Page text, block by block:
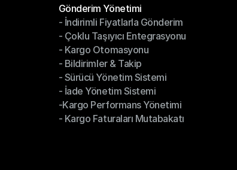
Gönderim Yönetimi
Gönderim Yönetimi
- İndirimli Fiyatlarla Gönderim
- İndirimli Fiyatlarla Gönderim
- Çoklu Taşıyıcı Entegrasyonu
- Çoklu Taşıyıcı Entegrasyonu
- Kargo Otomasyonu
- Kargo Otomasyonu
- Bildirimler & Takip
- Bildirimler & Takip
- Sürücü Yönetim Sistemi
- Sürücü Yönetim Sistemi
- İade Yönetim Sistemi
- İade Yönetim Sistemi
-Kargo Performans Yönetimi
-Kargo Performans Yönetimi
- Kargo Faturaları Mutabakatı